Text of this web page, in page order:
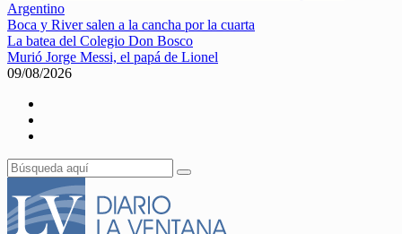
Argentino
Boca y River salen a la cancha por la cuarta
La batea del Colegio Don Bosco
Murió Jorge Messi, el papá de Lionel
09/08/2026